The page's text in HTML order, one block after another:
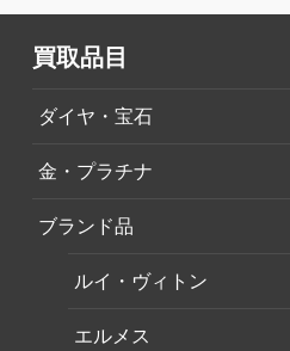
買取品目
ダイヤ・宝石
金・プラチナ
ブランド品
ルイ・ヴィトン
エルメス